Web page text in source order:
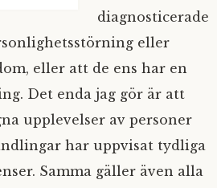
diagnosticerade
eller
eller att de ens har en
Det enda jag gör är att
upplevelser av personer
har uppvisat tydliga
Samma gäller även alla